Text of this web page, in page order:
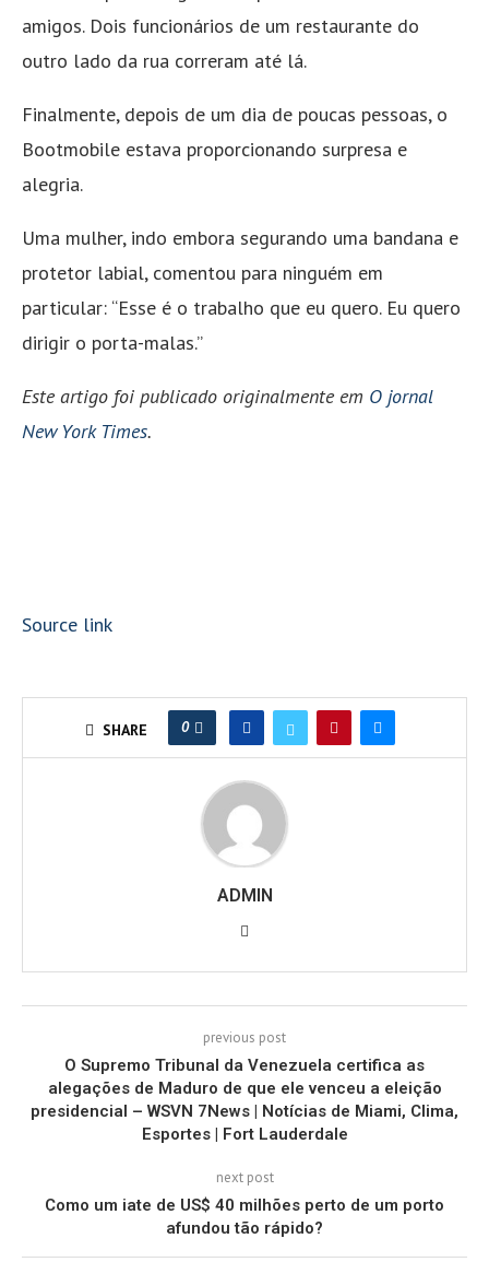
amigos. Dois funcionários de um restaurante do
outro lado da rua correram até lá.
Finalmente, depois de um dia de poucas pessoas, o
Bootmobile estava proporcionando surpresa e
alegria.
Uma mulher, indo embora segurando uma bandana e
protetor labial, comentou para ninguém em
particular: “Esse é o trabalho que eu quero. Eu quero
dirigir o porta-malas.”
Este artigo foi publicado originalmente em O jornal
New York Times.
Source link
SHARE 0
ADMIN
previous post
O Supremo Tribunal da Venezuela certifica as
alegações de Maduro de que ele venceu a eleição
presidencial – WSVN 7News | Notícias de Miami, Clima,
Esportes | Fort Lauderdale
next post
Como um iate de US$ 40 milhões perto de um porto
afundou tão rápido?